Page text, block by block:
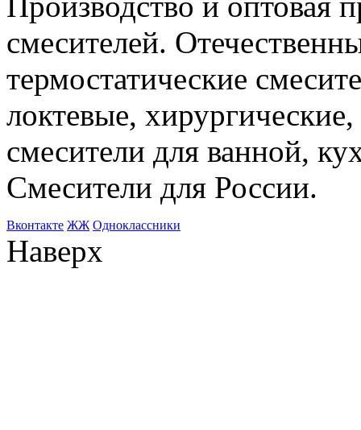
смесителей.
термостатические
локтевые,
смесители для ванной,
Смесители для России.
Bконтакте ЖЖ Одноклассники
Наверх